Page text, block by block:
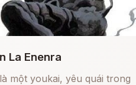
La Enenra
một youkai, yêu quái trong